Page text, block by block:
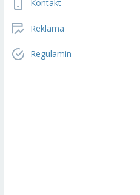
Kontakt
Reklama
Regulamin